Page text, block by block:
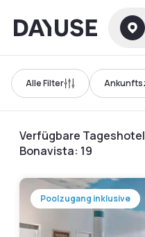
Dayuse
Alle Filter
Verfügbare
Bonavista: 19
Poolzugang inklusive